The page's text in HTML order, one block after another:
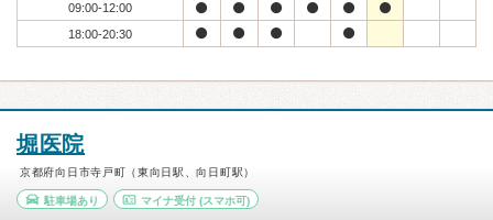
09:00-12:00
18:00-20:30
堀医院
京都府向日市寺戸町（東向日駅、向日町駅）
駐車場あり マイナ受付(スマホ可)